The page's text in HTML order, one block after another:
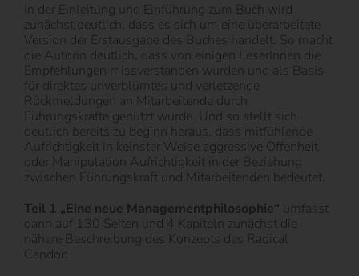
In der Einleitung und Einführung zum Buch wird
zunächst deutlich, dass es sich um eine überarbeitete
Version der Erstausgabe des Buches handelt. So macht
die Autorin deutlich, dass von einigen LeserInnen die
Empfehlungen missverstanden wurden und als Basis
für direktes unverblümtes und verletzende
Rückmeldungen an Mitarbeitende durch
Führungskräfte genutzt wurde. Und so stellt sich
deutlich bereits zu beginn heraus, dass mitfühlende
Aufrichtigkeit in keinster Weise aggressive Offenheit
oder Manipulation Aufrichtigkeit in der Beziehung
zwischen Führungskraft und Mitarbeitenden bedeutet.
Teil 1 „Eine neue Managementphilosophie“ umfasst
dann auf 130 Seiten und 4 Kapiteln zunächst die
nähere Beschreibung des Konzepts des Radical
Candor: